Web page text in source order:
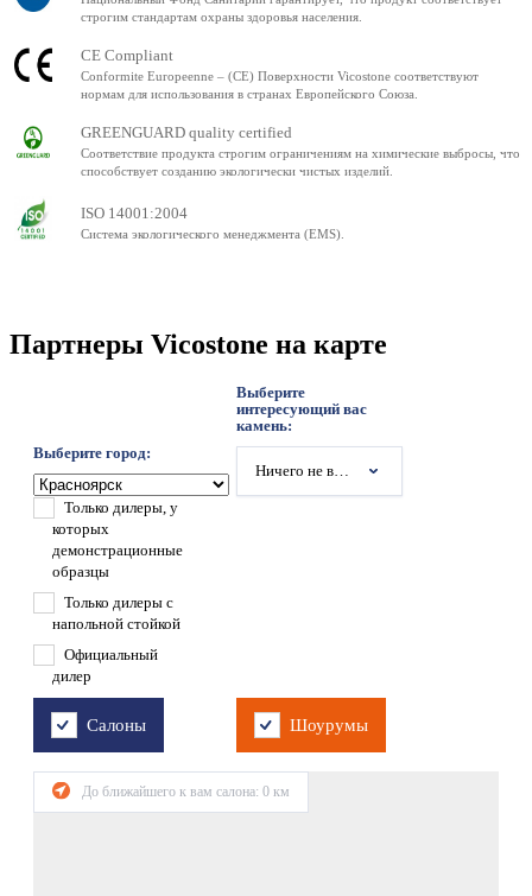
строгим стандартам охраны здоровья населения.
CE Compliant
Conformite Europeenne – (CE) Поверхности Vicostone соответствуют
нормам для использования в странах Европейского Союза.
GREENGUARD quality certified
Соответствие продукта строгим ограничениям на химические выбросы, что
способствует созданию экологически чистых изделий.
ISO 14001:2004
Система экологического менеджмента (EMS).
Партнеры Vicostone на карте
Выберите город:
Выберите
интересующий вас
камень:
Ничего не выбрано
Только дилеры, у
которых
демонстрационные
образцы
Только дилеры с
напольной стойкой
Официальный
дилер
Салоны Шоурумы
До ближайшего к вам салона: 0 км